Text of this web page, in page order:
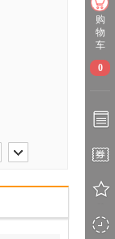
购
物
车
0